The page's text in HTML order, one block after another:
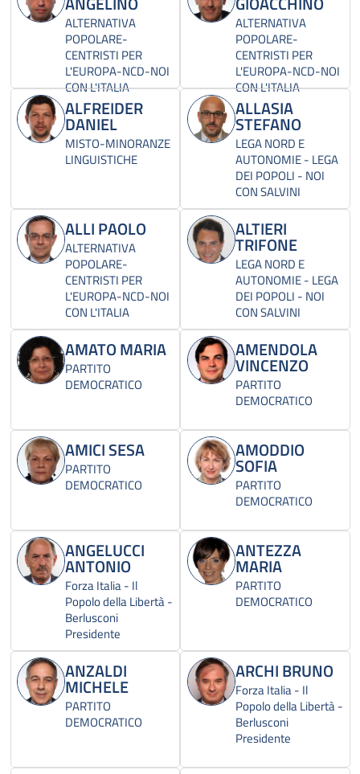
ALTERNATIVA
POPOLARE-
CENTRISTI PER
L'EUROPA-NCD-NOI
CON L'ITALIA
ALTERNATIVA
POPOLARE-
CENTRISTI PER
L'EUROPA-NCD-NOI
CON L'ITALIA
ALFREIDER
DANIEL
MISTO-MINORANZE
LINGUISTICHE
ALLASIA
STEFANO
LEGA NORD E
AUTONOMIE - LEGA
DEI POPOLI - NOI
CON SALVINI
ALLI PAOLO
ALTERNATIVA
POPOLARE-
CENTRISTI PER
L'EUROPA-NCD-NOI
CON L'ITALIA
ALTIERI
TRIFONE
LEGA NORD E
AUTONOMIE - LEGA
DEI POPOLI - NOI
CON SALVINI
AMATO MARIA
PARTITO
DEMOCRATICO
AMENDOLA
VINCENZO
PARTITO
DEMOCRATICO
AMICI SESA
PARTITO
DEMOCRATICO
AMODDIO
SOFIA
PARTITO
DEMOCRATICO
ANGELUCCI
ANTONIO
Forza Italia - Il
Popolo della Libertà -
Berlusconi
Presidente
ANTEZZA
MARIA
PARTITO
DEMOCRATICO
ANZALDI
MICHELE
PARTITO
DEMOCRATICO
ARCHI BRUNO
Forza Italia - Il
Popolo della Libertà -
Berlusconi
Presidente